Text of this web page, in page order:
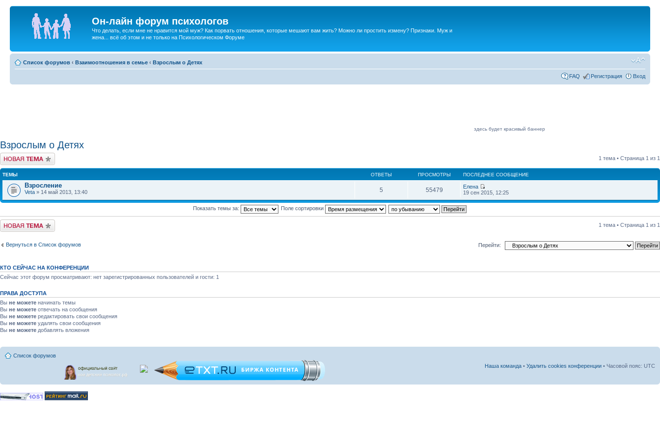
Он-лайн форум психологов
Что делать, если мне не нравится мой муж? Как порвать отношения, которые мешают вам жить? Можно ли простить измену? Признаки. Муж и
жена... всё об этом и не только на Психологическом Форуме
Список форумов ‹ Взаимоотношения в семье ‹ Взрослым о Детях
FAQ Регистрация Вход
здесь будет красивый баннер
Взрослым о Детях
Новая тема 1 тема • Страница 1 из 1
ТЕМЫ ОТВЕТЫ ПРОСМОТРЫ ПОСЛЕДНЕЕ СООБЩЕНИЕ
Взросление
Veta » 14 май 2013, 13:40 5 55479
Елена
19 сен 2015, 12:25
Показать темы за: Поле сортировки
Новая тема 1 тема • Страница 1 из 1
Вернуться в Список форумов Перейти:
КТО СЕЙЧАС НА КОНФЕРЕНЦИИ
Сейчас этот форум просматривают: нет зарегистрированных пользователей и гости: 1
ПРАВА ДОСТУПА
Вы не можете начинать темы
Вы не можете отвечать на сообщения
Вы не можете редактировать свои сообщения
Вы не можете удалять свои сообщения
Вы не можете добавлять вложения
Список форумов
Наша команда • Удалить cookies конференции • Часовой пояс: UTC